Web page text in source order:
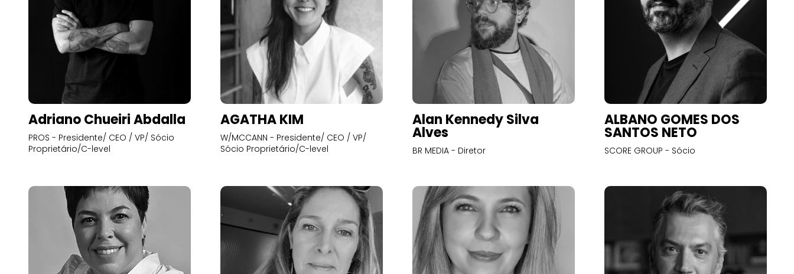
Adriano Chueiri Abdalla
PROS - Presidente/ CEO / VP/ Sócio
Proprietário/C-level
AGATHA KIM
W/MCCANN - Presidente/ CEO / VP/
Sócio Proprietário/C-level
Alan Kennedy Silva
Alves
BR MEDIA - Diretor
ALBANO GOMES DOS
SANTOS NETO
SCORE GROUP - Sócio